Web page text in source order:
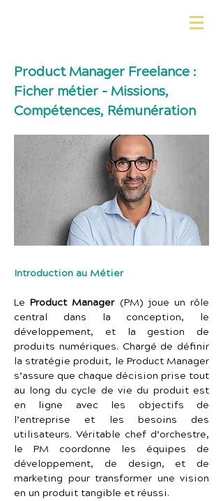
Product Manager Freelance :
Ficher métier - Missions,
Compétences, Rémunération
Introduction au Métier
Le Product Manager (PM) joue un rôle
central dans la conception, le
développement, et la gestion de
produits numériques. Chargé de définir
la stratégie produit, le Product Manager
s’assure que chaque décision prise tout
au long du cycle de vie du produit est
en ligne avec les objectifs de
l’entreprise et les besoins des
utilisateurs. Véritable chef d’orchestre,
le PM coordonne les équipes de
développement, de design, et de
marketing pour transformer une vision
en un produit tangible et réussi.